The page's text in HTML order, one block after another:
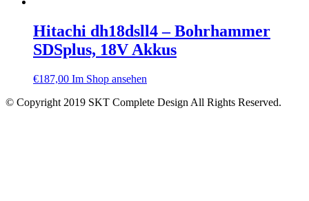
Hitachi dh18dsll4 – Bohrhammer
SDSplus, 18V Akkus
€187,00 Im Shop ansehen
© Copyright 2019 SKT Complete Design All Rights Reserved.